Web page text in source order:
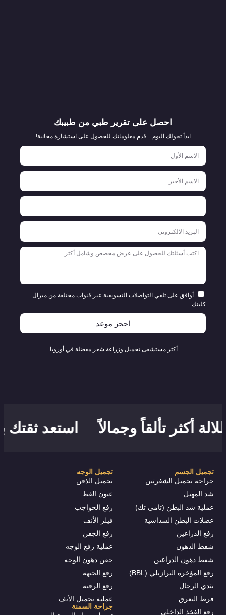
احصل على تقرير طبي من طبيبك
ابدأ تحولك اليوم .. قدم معلوماتك للحصول على استشارة مجانية!
أوافق على تلقي التواصلات التسويقية عبر قنوات مختلفة من ميرال
كلينك.
احجز موعد
أكثر مستشفى تجميل وزراعة شعر مفضلة في أوروبا.
استعد ثقتك أكثر تألقاً وجمالاً
تجميل الجسم
جراحة تجميل الشفرتين
شد المهبل
عملية شد البطن (تامي تك)
عضلات البطن السداسية
رفع الذراعين
شفط الدهون
شفط دهون الذراعين
رفع المؤخرة البرازيلي (BBL)
تثدي الرجال
فرط التعرق
رفع الفخذ الداخلي
تجميل الوجه
تجميل الذقن
عيون القط
رفع الحواجب
فيلر الأنف
رفع الجفن
عملية رفع الوجه
حقن دهون الوجه
رفع الجبهة
رفع الرقبة
عملية تجميل الأنف
جراحة السمنة